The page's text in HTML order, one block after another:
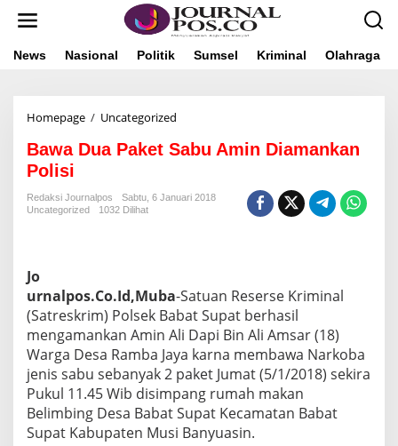
News Nasional Politik Sumsel Kriminal Olahraga
Homepage / Uncategorized
w
u
t
S
a
b
u
A
m
i
n
D
Bawa Dua Paket Sabu Amin Diamankan
Polisi
Redaksi Journalpos
Sabtu, 6 Januari 2018
Uncategorized
1032 Dilihat
Jo
urnalpos.Co.Id,Muba-Satuan Reserse Kriminal
(Satreskrim) Polsek Babat Supat berhasil
mengamankan Amin Ali Dapi Bin Ali Amsar (18)
Warga Desa Ramba Jaya karna membawa Narkoba
jenis sabu sebanyak 2 paket Jumat (5/1/2018) sekira
Pukul 11.45 Wib disimpang rumah makan
Belimbing Desa Babat Supat Kecamatan Babat
Supat Kabupaten Musi Banyuasin.